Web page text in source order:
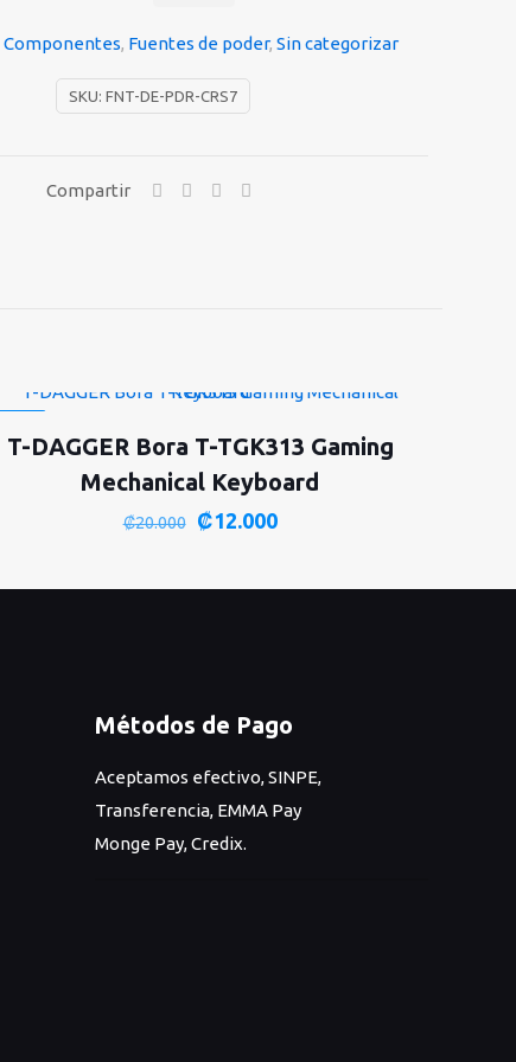
SKU: FNT-DE-PDR-CRS7
Componentes, Fuentes de poder, Sin categorizar
Compartir
T-DAGGER Bora T-TGK313 Gaming
Mechanical Keyboard
₡20.000
El
original
₡12.000El
actual
Métodos de Pago
Aceptamos efectivo, SINPE,
Transferencia, EMMA Pay
Monge Pay, Credix.